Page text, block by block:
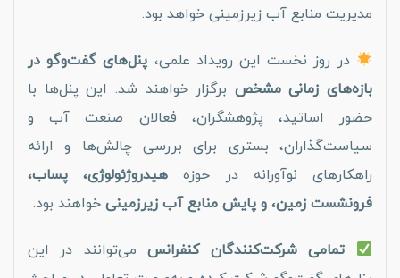
مدیریت منابع آب زیرزمینی خواهد بود.
در روز نخست این رویداد علمی، پنل‌های گفت‌وگو در
بازه‌های زمانی مشخص برگزار خواهند شد. این پنل‌ها با
حضور اساتید، پژوهشگران، فعالان صنعت آب و
سیاست‌گذاران، بستری برای بررسی چالش‌ها و ارائه
راهکارهای نوآورانه در حوزه هیدروژئولوژی، پساب،
فرونشست زمین، و پایش منابع آب زیرزمینی خواهند بود.
تمامی شرکت‌کنندگان کنفرانسمی‌توانند در این